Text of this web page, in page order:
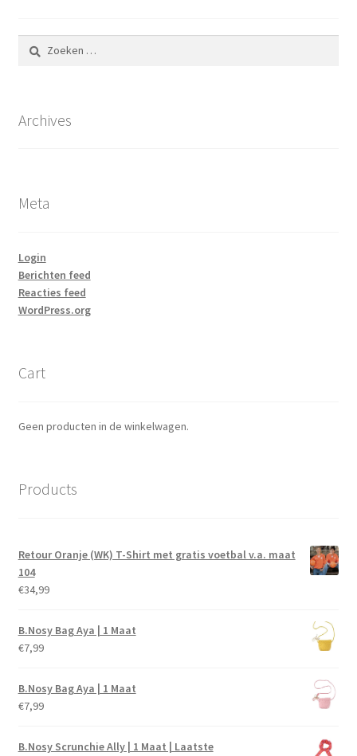
naar:
Archives
Meta
Login
Berichten feed
Reacties feed
WordPress.org
Cart
Geen producten in de winkelwagen.
Products
Retour Oranje (WK) T-Shirt met gratis voetbal v.a. maat
104
€34,99
B.Nosy Bag Aya | 1 Maat
€7,99
B.Nosy Bag Aya | 1 Maat
€7,99
B.Nosy Scrunchie Ally | 1 Maat | Laatste